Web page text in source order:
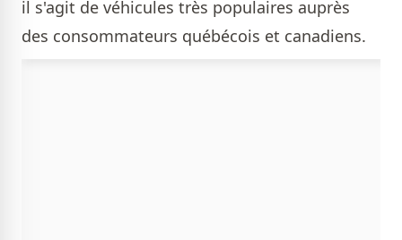
il s'agit de véhicules très populaires auprès
des consommateurs québécois et canadiens.